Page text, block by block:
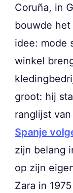
Coruña, in
bouwde
idee: mode
winkel
groot: hij
ranglijst van
Spanje
zijn belang
op zijn
Zara in